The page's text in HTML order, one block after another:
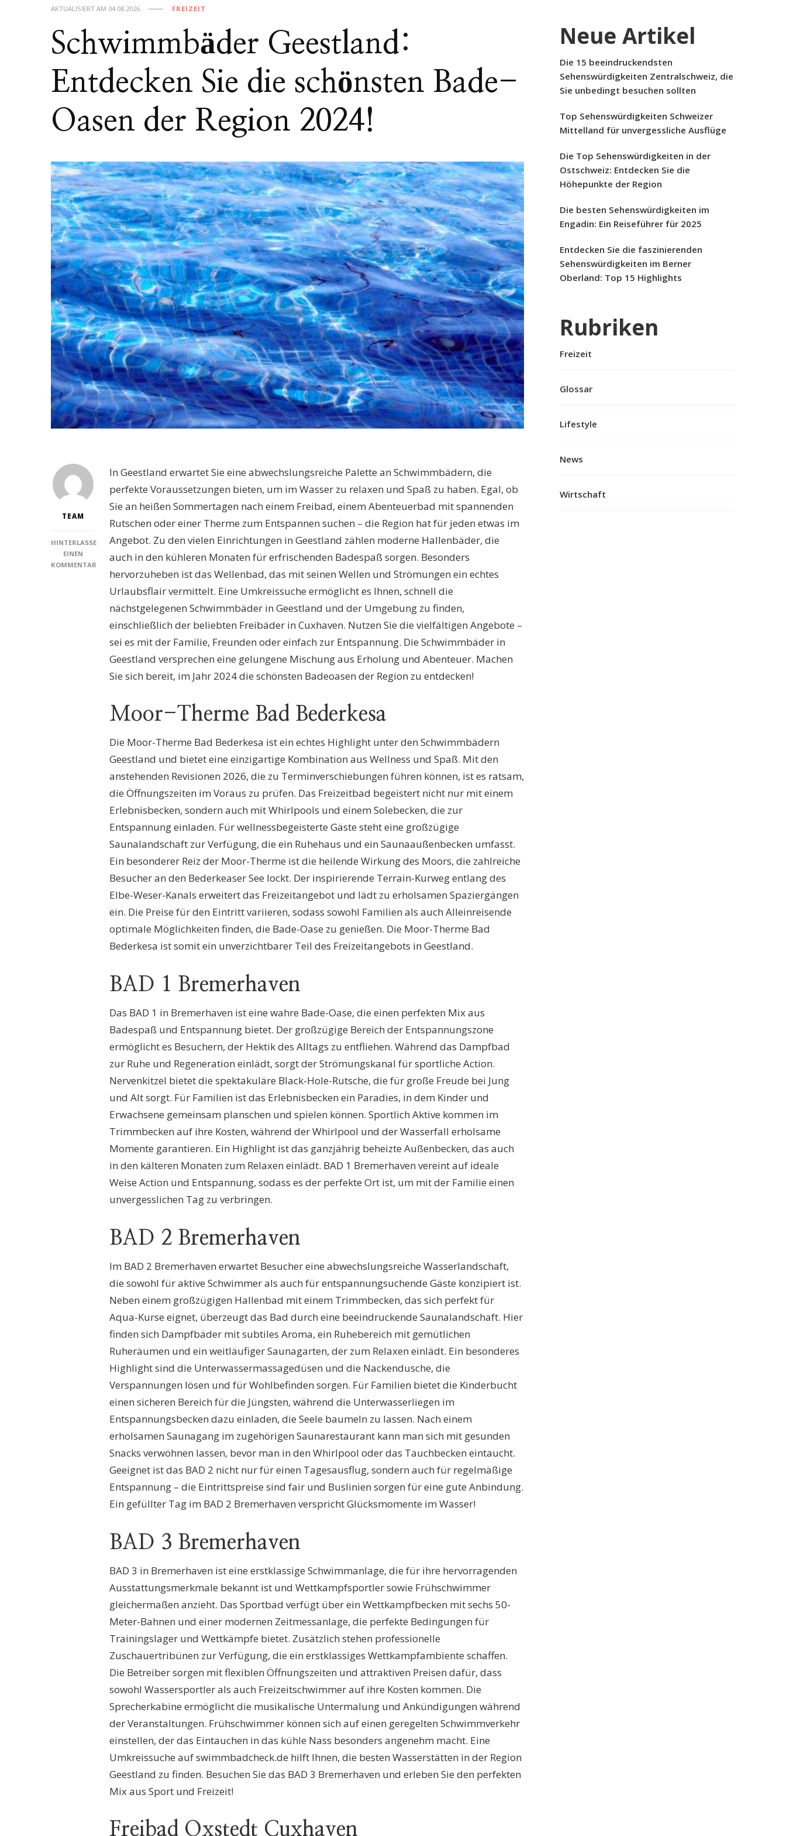
AKTUALISIERT AM 04.08.2026 FREIZEIT
Schwimmbäder Geestland:
Entdecken Sie die schönsten Bade-
Oasen der Region 2024!
TEAM
HINTERLASSE
EINEN
KOMMENTAR
SCHWIMMBÄDER
GEESTLAND:
ENTDECKEN
SCHÖNSTEN
In Geestland erwartet Sie eine abwechslungsreiche Palette an Schwimmbädern, die
perfekte Voraussetzungen bieten, um im Wasser zu relaxen und Spaß zu haben. Egal, ob
Sie an heißen Sommertagen nach einem Freibad, einem Abenteuerbad mit spannenden
Rutschen oder einer Therme zum Entspannen suchen – die Region hat für jeden etwas im
Angebot. Zu den vielen Einrichtungen in Geestland zählen moderne Hallenbäder, die
auch in den kühleren Monaten für erfrischenden Badespaß sorgen. Besonders
hervorzuheben ist das Wellenbad, das mit seinen Wellen und Strömungen ein echtes
Urlaubsflair vermittelt. Eine Umkreissuche ermöglicht es Ihnen, schnell die
nächstgelegenen Schwimmbäder in Geestland und der Umgebung zu finden,
einschließlich der beliebten Freibäder in Cuxhaven. Nutzen Sie die vielfältigen Angebote –
sei es mit der Familie, Freunden oder einfach zur Entspannung. Die Schwimmbäder in
Geestland versprechen eine gelungene Mischung aus Erholung und Abenteuer. Machen
Sie sich bereit, im Jahr 2024 die schönsten Badeoasen der Region zu entdecken!
Moor-Therme Bad Bederkesa
Die Moor-Therme Bad Bederkesa ist ein echtes Highlight unter den Schwimmbädern
Geestland und bietet eine einzigartige Kombination aus Wellness und Spaß. Mit den
anstehenden Revisionen 2026, die zu Terminverschiebungen führen können, ist es ratsam,
die Öffnungszeiten im Voraus zu prüfen. Das Freizeitbad begeistert nicht nur mit einem
Erlebnisbecken, sondern auch mit Whirlpools und einem Solebecken, die zur
Entspannung einladen. Für wellnessbegeisterte Gäste steht eine großzügige
Saunalandschaft zur Verfügung, die ein Ruhehaus und ein Saunaaußenbecken umfasst.
Ein besonderer Reiz der Moor-Therme ist die heilende Wirkung des Moors, die zahlreiche
Besucher an den Bederkeaser See lockt. Der inspirierende Terrain-Kurweg entlang des
Elbe-Weser-Kanals erweitert das Freizeitangebot und lädt zu erholsamen Spaziergängen
ein. Die Preise für den Eintritt variieren, sodass sowohl Familien als auch Alleinreisende
optimale Möglichkeiten finden, die Bade-Oase zu genießen. Die Moor-Therme Bad
Bederkesa ist somit ein unverzichtbarer Teil des Freizeitangebots in Geestland.
BAD 1 Bremerhaven
Das BAD 1 in Bremerhaven ist eine wahre Bade-Oase, die einen perfekten Mix aus
Badespaß und Entspannung bietet. Der großzügige Bereich der Entspannungszone
ermöglicht es Besuchern, der Hektik des Alltags zu entfliehen. Während das Dampfbad
zur Ruhe und Regeneration einlädt, sorgt der Strömungskanal für sportliche Action.
Nervenkitzel bietet die spektakuläre Black-Hole-Rutsche, die für große Freude bei Jung
und Alt sorgt. Für Familien ist das Erlebnisbecken ein Paradies, in dem Kinder und
Erwachsene gemeinsam planschen und spielen können. Sportlich Aktive kommen im
Trimmbecken auf ihre Kosten, während der Whirlpool und der Wasserfall erholsame
Momente garantieren. Ein Highlight ist das ganzjährig beheizte Außenbecken, das auch
in den kälteren Monaten zum Relaxen einlädt. BAD 1 Bremerhaven vereint auf ideale
Weise Action und Entspannung, sodass es der perfekte Ort ist, um mit der Familie einen
unvergesslichen Tag zu verbringen.
BAD 2 Bremerhaven
Im BAD 2 Bremerhaven erwartet Besucher eine abwechslungsreiche Wasserlandschaft,
die sowohl für aktive Schwimmer als auch für entspannungsuchende Gäste konzipiert ist.
Neben einem großzügigen Hallenbad mit einem Trimmbecken, das sich perfekt für
Aqua-Kurse eignet, überzeugt das Bad durch eine beeindruckende Saunalandschaft. Hier
finden sich Dampfbäder mit subtiles Aroma, ein Ruhebereich mit gemütlichen
Ruheräumen und ein weitläufiger Saunagarten, der zum Relaxen einlädt. Ein besonderes
Highlight sind die Unterwassermassagedüsen und die Nackendusche, die
Verspannungen lösen und für Wohlbefinden sorgen. Für Familien bietet die Kinderbucht
einen sicheren Bereich für die Jüngsten, während die Unterwasserliegen im
Entspannungsbecken dazu einladen, die Seele baumeln zu lassen. Nach einem
erholsamen Saunagang im zugehörigen Saunarestaurant kann man sich mit gesunden
Snacks verwöhnen lassen, bevor man in den Whirlpool oder das Tauchbecken eintaucht.
Geeignet ist das BAD 2 nicht nur für einen Tagesausflug, sondern auch für regelmäßige
Entspannung – die Eintrittspreise sind fair und Buslinien sorgen für eine gute Anbindung.
Ein gefüllter Tag im BAD 2 Bremerhaven verspricht Glücksmomente im Wasser!
BAD 3 Bremerhaven
BAD 3 in Bremerhaven ist eine erstklassige Schwimmanlage, die für ihre hervorragenden
Ausstattungsmerkmale bekannt ist und Wettkampfsportler sowie Frühschwimmer
gleichermaßen anzieht. Das Sportbad verfügt über ein Wettkampfbecken mit sechs 50-
Meter-Bahnen und einer modernen Zeitmessanlage, die perfekte Bedingungen für
Trainingslager und Wettkämpfe bietet. Zusätzlich stehen professionelle
Zuschauertribünen zur Verfügung, die ein erstklassiges Wettkampfambiente schaffen.
Die Betreiber sorgen mit flexiblen Öffnungszeiten und attraktiven Preisen dafür, dass
sowohl Wassersportler als auch Freizeitschwimmer auf ihre Kosten kommen. Die
Sprecherkabine ermöglicht die musikalische Untermalung und Ankündigungen während
der Veranstaltungen. Frühschwimmer können sich auf einen geregelten Schwimmverkehr
einstellen, der das Eintauchen in das kühle Nass besonders angenehm macht. Eine
Umkreissuche auf swimmbadcheck.de hilft Ihnen, die besten Wasserstätten in der Region
Geestland zu finden. Besuchen Sie das BAD 3 Bremerhaven und erleben Sie den perfekten
Mix aus Sport und Freizeit!
Freibad Oxstedt Cuxhaven
Neue Artikel
Die 15 beeindruckendsten
Sehenswürdigkeiten Zentralschweiz, die
Sie unbedingt besuchen sollten
Top Sehenswürdigkeiten Schweizer
Mittelland für unvergessliche Ausflüge
Die Top Sehenswürdigkeiten in der
Ostschweiz: Entdecken Sie die
Höhepunkte der Region
Die besten Sehenswürdigkeiten im
Engadin: Ein Reiseführer für 2025
Entdecken Sie die faszinierenden
Sehenswürdigkeiten im Berner
Oberland: Top 15 Highlights
Rubriken
Freizeit
Glossar
Lifestyle
News
Wirtschaft